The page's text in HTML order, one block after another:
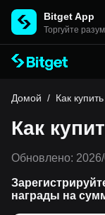
Bitget App
Торгуйте
Домой / Как
Как
Обновлено:
награды на